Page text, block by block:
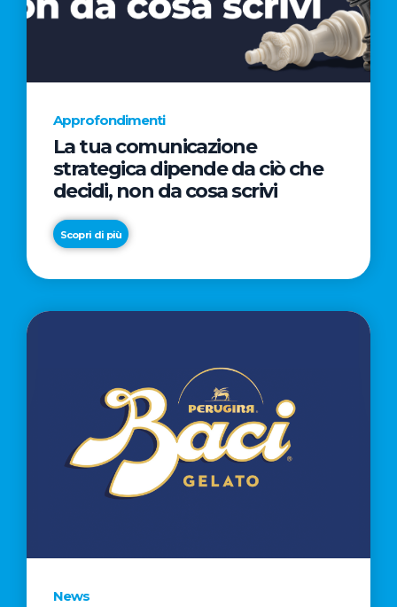
AL
CINEMA
NELLA
CAMPAGNA
REGISTA
PREMIO
OSCAR®
Approfondimenti
La tua comunicazione
strategica dipende da ciò che
decidi, non da cosa scrivi
Scopri di più
News